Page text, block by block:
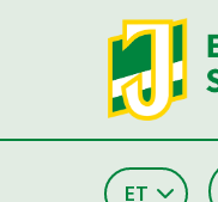
ET